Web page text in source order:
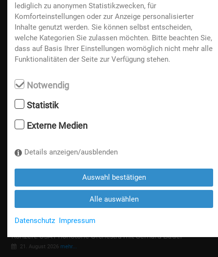
+43(0) 7416 / 502-0
info@messewieselburg.at
Öffnungszeiten:
Mo-Fr: 8:00 - 12:00 Uhr
Mo-Do: 13:00 - 16:00 Uhr
Partner/Links
Impressum
Messeordnung / AGB
Die nächsten Events
Konzert: USA Phonotone Orchestra mit Gerhard Bauer
21. August 2026 mehr...
lediglich zu anonymen Statistikzwecken, für
Komforteinstellungen oder zur Anzeige personalisierter
Inhalte genutzt werden. Sie können selbst entscheiden,
welche Kategorien Sie zulassen möchten. Bitte beachten Sie,
dass auf Basis Ihrer Einstellungen womöglich nicht mehr alle
Funktionalitäten der Seite zur Verfügung stehen.
Notwendig
Statistik
Externe Medien
Details anzeigen/ausblenden
Auswahl bestätigen
Alle auswählen
Datenschutz Impressum